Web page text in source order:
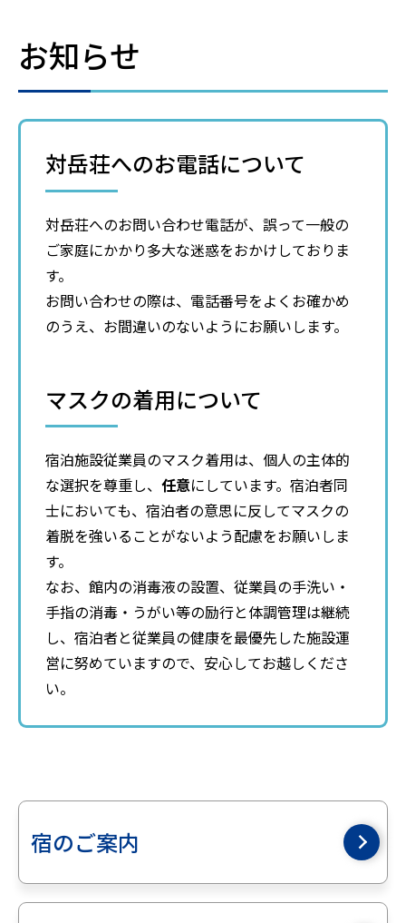
お知らせ
対岳荘へのお電話について
対岳荘へのお問い合わせ電話が、誤って一般の
ご家庭にかかり多大な迷惑をおかけしておりま
す。
お問い合わせの際は、電話番号をよくお確かめ
のうえ、お間違いのないようにお願いします。
マスクの着用について
宿泊施設従業員のマスク着用は、個人の主体的
な選択を尊重し、 任意にしています。宿泊者同
士においても、宿泊者の意思に反してマスクの
着脱を強いることがないよう配慮をお願いしま
す。
なお、館内の消毒液の設置、従業員の手洗い・
手指の消毒・うがい等の励行と体調管理は継続
し、宿泊者と従業員の健康を最優先した施設運
営に努めていますので、安心してお越しくださ
い。
宿のご案内